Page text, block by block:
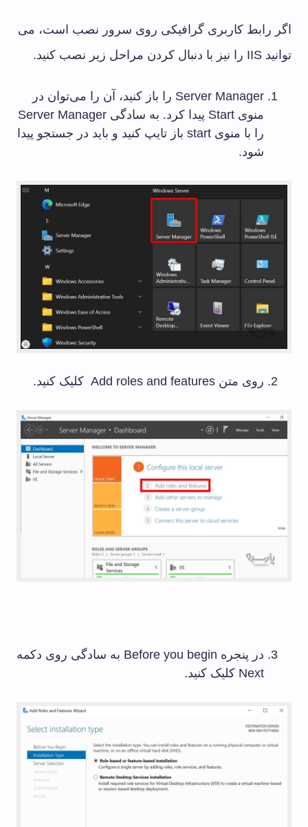
اگر رابط کاربری گرافیکی روی سرور نصب است، می
توانید IIS را نیز با دنبال کردن مراحل زیر نصب کنید.
Server Manager را باز کنید، آن را می‌توان در
منوی Start پیدا کرد. به سادگی Server Manager
را با منوی start باز تایپ کنید و باید در جستجو پیدا
شود.
روی متن Add roles and features کلیک کنید.
در پنجره Before you begin به سادگی روی دکمه
Next کلیک کنید.